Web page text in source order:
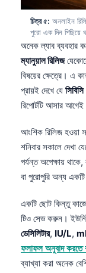
চিত্র ৫: অনলাইন
পুরো এক দিন পিছিয়ে
অনেক ল্যাব ব্যবহার
ম্যানুয়াল রিলিজ
বিষয়ের ক্ষেত্রে। এ
প্রায়ই দেখে যে সিবিসি
রিপোর্টটি আসার
আংশিক রিলিজ হওয়া
শনিবার সকালে দেখা
পর্যন্ত অপেক্ষায়
বা পুরোপুরি অন্য
একটি ছোট কিন্তু
টিও সেভ করুন।
ডেসিলিটার, IU/L,
ফলাফল অনুবাদ করতে
ব্যাখ্যা করা অনেক